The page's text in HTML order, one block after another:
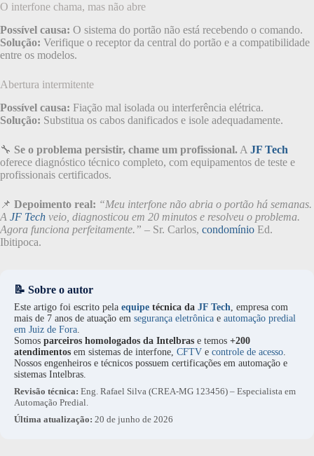
O interfone chama, mas não abre
Possível causa: O sistema do portão não está recebendo o comando.
Solução: Verifique o receptor da central do portão e a compatibilidade
entre os modelos.
Abertura intermitente
Possível causa: Fiação mal isolada ou interferência elétrica.
Solução: Substitua os cabos danificados e isole adequadamente.
🔧 Se o problema persistir, chame um profissional. A JF Tech
oferece diagnóstico técnico completo, com equipamentos de teste e
profissionais certificados.
📌 Depoimento real: “Meu interfone não abria o portão há semanas.
A JF Tech veio, diagnosticou em 20 minutos e resolveu o problema.
Agora funciona perfeitamente.” – Sr. Carlos, condomínio Ed.
Ibitipoca.
📝 Sobre o autor
Este artigo foi escrito pela equipe técnica da JF Tech , empresa com
mais de 7 anos de atuação em segurança eletrônica e automação predial
em Juiz de Fora
Somos parceiros homologados da Intelbras e temos +200
atendimentos em sistemas de interfone, CFTV e controle de acesso
Nossos engenheiros e técnicos possuem certificações em automação e
sistemas Intelbras.
Revisão técnica: Eng. Rafael Silva (CREA-MG 123456) – Especialista em
Automação Predial.
Última atualização: 20 de junho de 2026